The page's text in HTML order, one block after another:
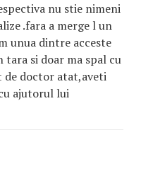
nu stie nimeni
.fara a merge l un
unua dintre acceste
si doar ma spal cu
de doctor atat,aveti
ajutorul lui